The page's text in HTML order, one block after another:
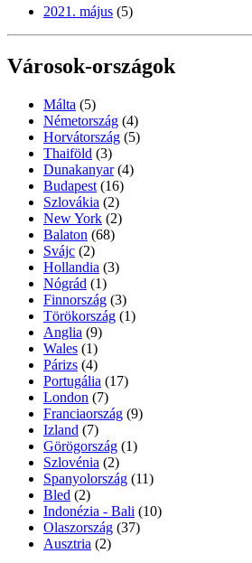
2021. május (5)
Városok-országok
Málta (5)
Németország (4)
Horvátország (5)
Thaiföld (3)
Dunakanyar (4)
Budapest (16)
Szlovákia (2)
New York (2)
Balaton (68)
Svájc (2)
Hollandia (3)
Nógrád (1)
Finnország (3)
Törökország (1)
Anglia (9)
Wales (1)
Párizs (4)
Portugália (17)
London (7)
Franciaország (9)
Izland (7)
Görögország (1)
Szlovénia (2)
Spanyolország (11)
Bled (2)
Indonézia - Bali (10)
Olaszország (37)
Ausztria (2)